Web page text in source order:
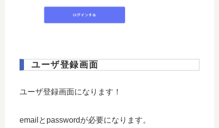
ユーザ登録画面
ユーザ登録画面になります！
emailとpasswordが必要になります。